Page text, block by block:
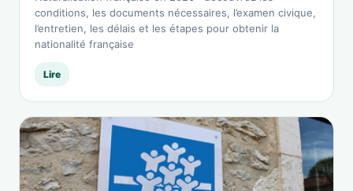
conditions, les documents nécessaires, l’examen civique,
l’entretien, les délais et les étapes pour obtenir la
nationalité française
Lire